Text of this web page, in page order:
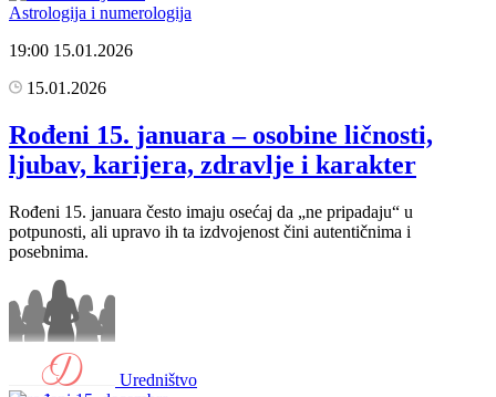
Astrologija i numerologija
19:00 15.01.2026
15.01.2026
Rođeni 15. januara – osobine ličnosti,
ljubav, karijera, zdravlje i karakter
Rođeni 15. januara često imaju osećaj da „ne pripadaju“ u
potpunosti, ali upravo ih ta izdvojenost čini autentičnima i
posebnima.
Uredništvo